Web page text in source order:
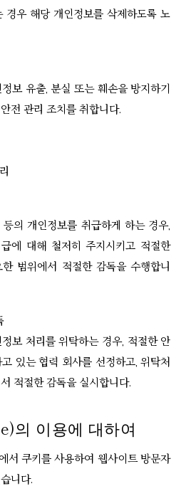
경우 해당 개인정보를 삭제하도록 노
보 유출, 분실 또는 훼손을 방지하기
전 관리 조치를 취합니다.
의 개인정보를 취급하게 하는 경우,
에 대해 철저히 주지시키고 적절한
범위에서 적절한 감독을 수행합니
보 처리를 위탁하는 경우, 적절한 안
있는 협력 회사를 선정하고, 위탁처
적절한 감독을 실시합니다.
의 이용에 대하여
서 쿠키를 사용하여 웹사이트 방문자
니다.